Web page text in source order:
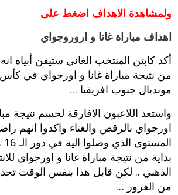
ولمشاهدة الاهداف اضغط على
اهداف مباراة غانا و اروروجواي
أكد كابتن المنتخب الغاني ستيفن أبياه
مونديال جنوب افريقيا …
واستعد اللاعبون الافارقة لحسم نتيجة
اورجواي بالرقص والغناء واكدوا انهم
بداية من نتيجة مباراة غانا و اورجواي
الذهبي .. لكن قابل هذا بنفس الوقت
من الغرور …